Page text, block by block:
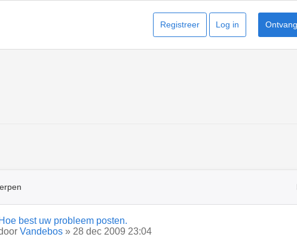
Log in
Registreer
Hoe best uw probleem posten.
Vandebos » 28 dec 2009 23:04